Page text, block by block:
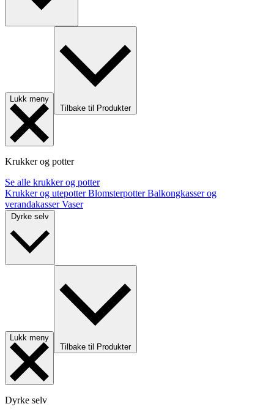
Lukk meny
Tilbake til Produkter
Krukker og potter
Se alle krukker og potter
Krukker og utepotterBlomsterpotterBalkongkasser og
verandakasserVaser
Lukk meny
Tilbake til Produkter
Dyrke selv